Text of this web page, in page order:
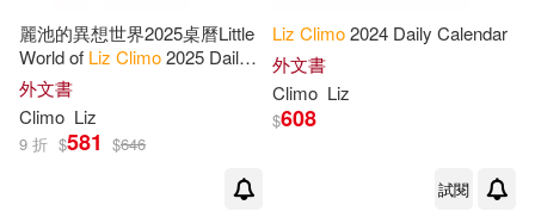
麗池的異想世界2025桌曆Little
World of Liz Climo2025 Daily
Calendar
外文書
Climo Liz
9 折 $581 $646
Liz Climo2024 Daily Calendar
外文書
Climo Liz
$608
試閱